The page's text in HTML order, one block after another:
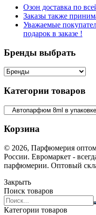
Озон доставка по
Заказы также
Уважаемые
подарок в заказе !
Бренды выбрать
Категории товаров
Корзина
© 2026, Парфюмерия оптом
России. Евромаркет -
парфюмерии. Оптовый
Закрыть
Поиск товаров
Search
products:
Категории товаров